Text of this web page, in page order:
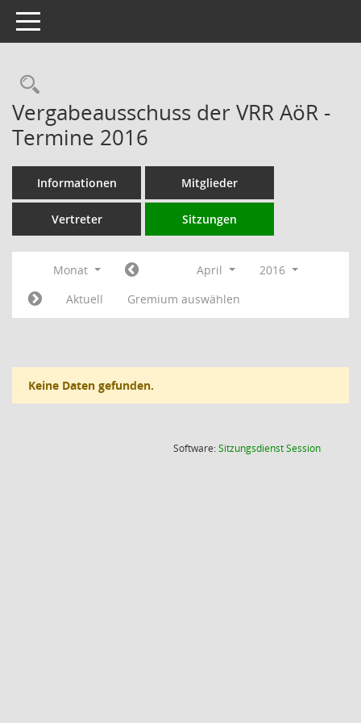
Toggle navigation
Rechercheauswahl
Vergabeausschuss der VRR AöR -
Termine 2016
Informationen Mitglieder
Vertreter Sitzungen
Monat April
2016
Aktuell
Gremium auswählen
Keine Daten gefunden.
Software:SitzungsdienstSession(Wird in